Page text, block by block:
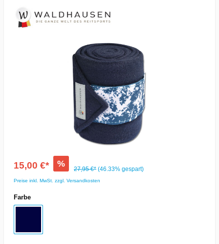
15,00 €* %
27,95 €* (46.33% gespart)
Preise inkl. MwSt. zzgl. Versandkosten
Farbe